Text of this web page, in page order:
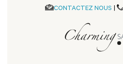
CONTACTEZ NOUS |